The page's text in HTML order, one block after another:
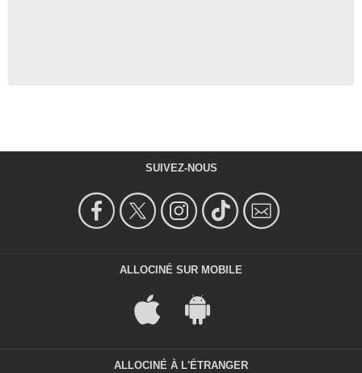
SUIVEZ-NOUS
ALLOCINÉ SUR MOBILE
ALLOCINÉ À L'ÉTRANGER